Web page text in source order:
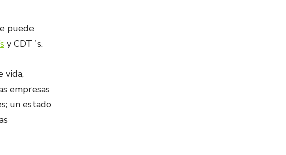
puede
y CDT´s.
vida,
empresas
un estado